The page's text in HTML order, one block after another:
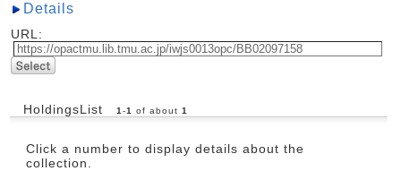
Details
URL:
HoldingsList 1 -1 of about 1
Click a number to display details about the
collection.